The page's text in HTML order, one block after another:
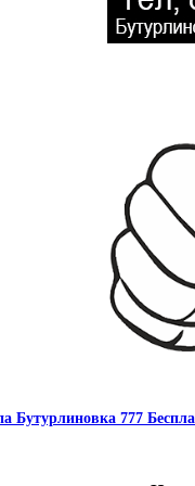
Бутурлиновка 777